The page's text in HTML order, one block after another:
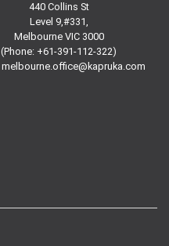
440 Collins St
Level 9,#331,
Melbourne VIC 3000
(Phone: +61-391-112-322)
melbourne.office@kapruka.com